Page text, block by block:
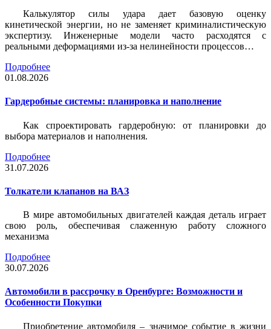
Калькулятор силы удара дает базовую оценку
кинетической энергии, но не заменяет криминалистическую
экспертизу. Инженерные модели часто расходятся с
реальными деформациями из-за нелинейности процессов…
Подробнее
01.08.2026
Гардеробные системы: планировка и наполнение
Как спроектировать гардеробную: от планировки до
выбора материалов и наполнения.
Подробнее
31.07.2026
Толкатели клапанов на ВАЗ
В мире автомобильных двигателей каждая деталь играет
свою роль, обеспечивая слаженную работу сложного
механизма
Подробнее
30.07.2026
Автомобили в рассрочку в Оренбурге: Возможности и
Особенности Покупки
Приобретение автомобиля – значимое событие в жизни